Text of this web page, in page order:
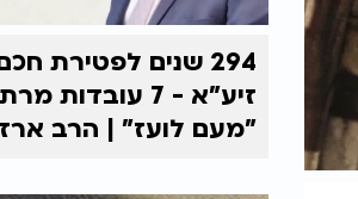
294 שנים לפטירת
זיע"א - 7
"מעם לועז" | הרב ארז